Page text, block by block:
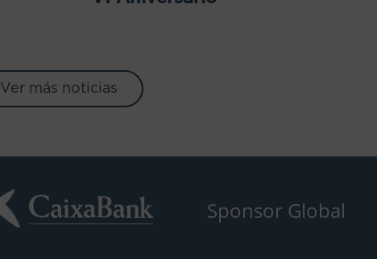
Ver más noticias
Sponsor Global